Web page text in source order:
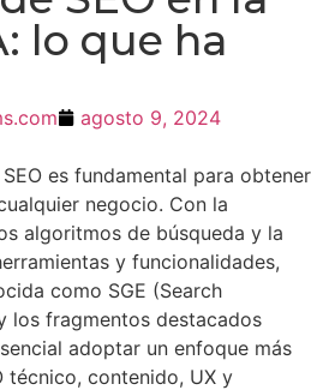
lo que ha
agosto 9, 2024
es fundamental para obtener
negocio. Con la
algoritmos de búsqueda y la
y funcionalidades,
como SGE (Search
los fragmentos destacados
adoptar un enfoque más
técnico, contenido, UX y